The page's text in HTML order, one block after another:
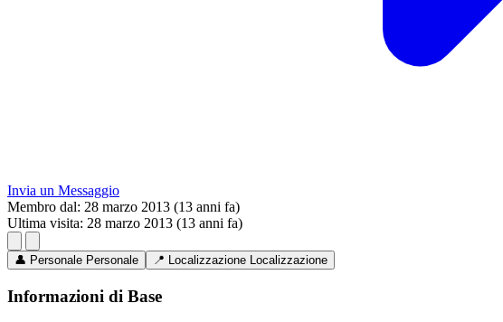
Invia un Messaggio
Membro dal: 28 marzo 2013 (13 anni fa)
Ultima visita: 28 marzo 2013 (13 anni fa)
👤 Personale Personale 📍 Localizzazione Localizzazione
Informazioni di Base